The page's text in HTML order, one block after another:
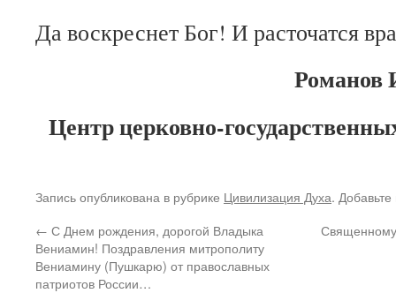
Да воскреснет Бог! И расточатся
Романов
Центр церковно-
Запись опубликована в рубрике Цивилизация Духа.
← С Днем рождения, дорогой Владыка
Вениамин! Поздравления митрополиту
Вениамину (Пушкарю) от православных
патриотов России…